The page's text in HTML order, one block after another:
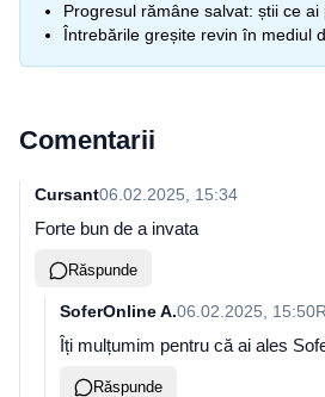
Progresul rămâne salvat: știi ce
Întrebările greșite revin în mediul
Comentarii
Cursant06.02.2025, 15:34
Forte bun de a invata
Răspunde
SoferOnline A.06.02.2025, 15:50
Îți mulțumim pentru că ai ales
Răspunde